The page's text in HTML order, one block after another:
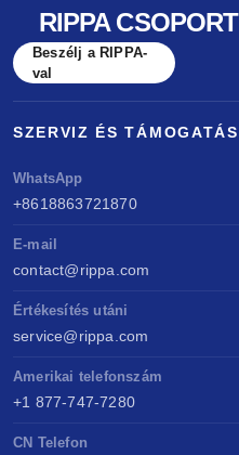
RIPPA CSOPORT
Beszélj a RIPPA-
val
SZERVIZ ÉS TÁMOGATÁS
WhatsApp
+8618863721870
E-mail
contact@rippa.com
Értékesítés utáni
service@rippa.com
Amerikai telefonszám
+1 877-747-7280
CN Telefon